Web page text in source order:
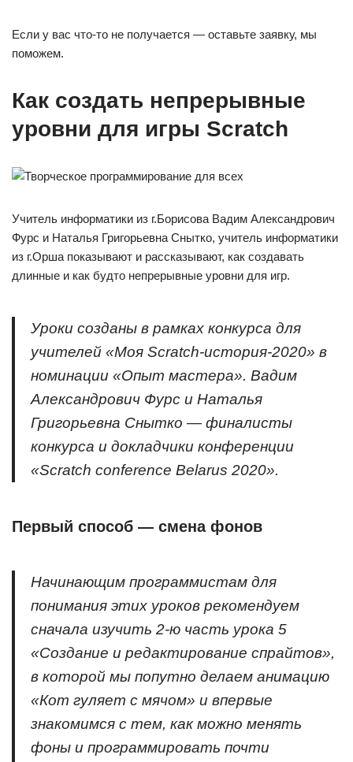
Если у вас что-то не получается — оставьте заявку, мы
поможем.
Как создать непрерывные
уровни для игры Scratch
Учитель информатики из г.Борисова Вадим Александрович
Фурс и Наталья Григорьевна Снытко, учитель информатики
из г.Орша показывают и рассказывают, как создавать
длинные и как будто непрерывные уровни для игр.
Уроки созданы в рамках конкурса для
учителей «Моя Scratch-история-2020» в
номинации «Опыт мастера». Вадим
Александрович Фурс и Наталья
Григорьевна Снытко — финалисты
конкурса и докладчики конференции
«Scratch conference Belarus 2020».
Первый способ — смена фонов
Начинающим программистам для
понимания этих уроков рекомендуем
сначала изучить 2-ю часть урока 5
«Создание и редактирование спрайтов»,
в которой мы попутно делаем анимацию
«Кот гуляет с мячом» и впервые
знакомимся с тем, как можно менять
фоны и программировать почти